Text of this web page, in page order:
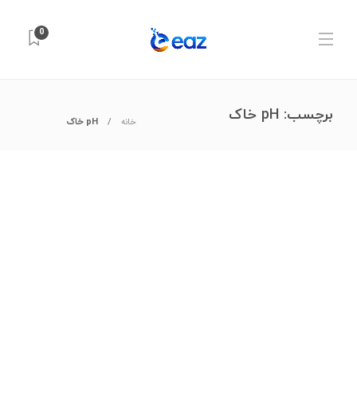
0
برچسب: pH خاک خانه pH خاک